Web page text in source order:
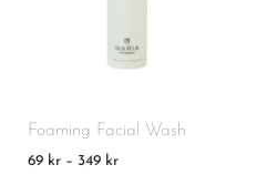
Foaming Facial Wash
69 kr – 349 kr